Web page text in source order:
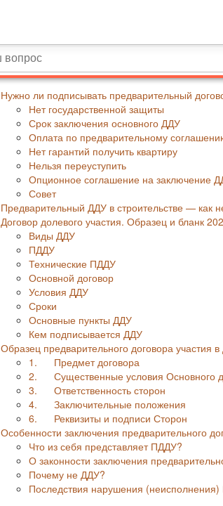
Нужно ли подписывать предварительный
Нет государственной защиты
Срок заключения основного ДДУ
Оплата по предварительному
Нет гарантий получить квартиру
Нельзя переуступить
Опционное соглашение на заключение
Совет
Предварительный ДДУ в строительстве — как
Договор долевого участия. Образец и бланк
Виды ДДУ
ПДДУ
Технические ПДДУ
Основной договор
Условия ДДУ
Сроки
Основные пункты ДДУ
Кем подписывается ДДУ
Образец предварительного договора участия
1. Предмет договора
2. Существенные условия Основного
3. Ответственность сторон
4. Заключительные положения
6. Реквизиты и подписи Сторон
Особенности заключения предварительного
Что из себя представляет ПДДУ?
О законности заключения
Почему не ДДУ?
Последствия нарушения